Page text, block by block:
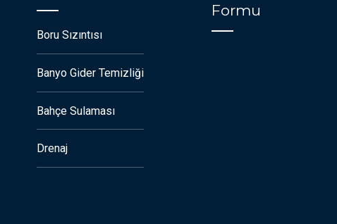
Boru Sızıntısı
Banyo Gider Temizliği
Bahçe Sulaması
Drenaj
Formu